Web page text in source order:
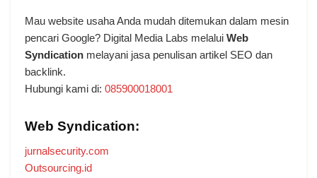
Mau website usaha Anda mudah ditemukan dalam mesin
pencari Google? Digital Media Labs melalui Web
Syndication melayani jasa penulisan artikel SEO dan
backlink.
Hubungi kami di: 085900018001
Web Syndication:
jurnalsecurity.com
Outsourcing.id